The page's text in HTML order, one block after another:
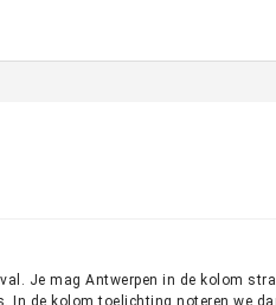
Je mag Antwerpen in de kolom
In de kolom toelichting noteren we